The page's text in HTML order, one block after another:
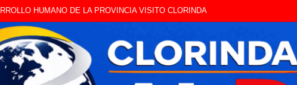
CON EDILES CLORINDENSES